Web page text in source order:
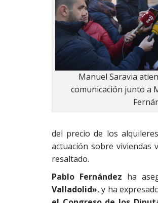
Manuel Saravia
comunicación junto a
del precio de los
actuación sobre viviendas
resaltado.
Pablo Fernández ha
Valladolid», y ha